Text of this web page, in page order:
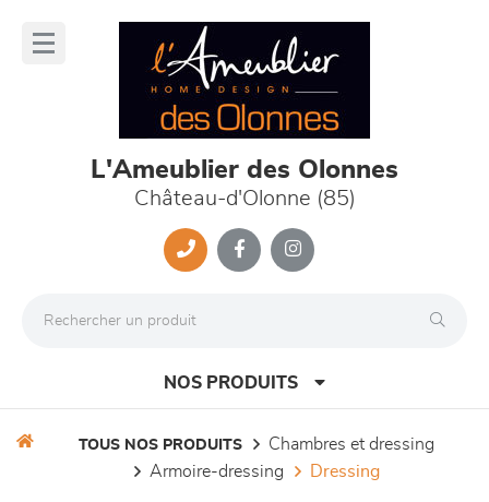
L'Ameublier des Olonnes
Château-d'Olonne (85)
NOS PRODUITS
TOUS NOS PRODUITS
chambres et dressing
armoire-dressing
dressing